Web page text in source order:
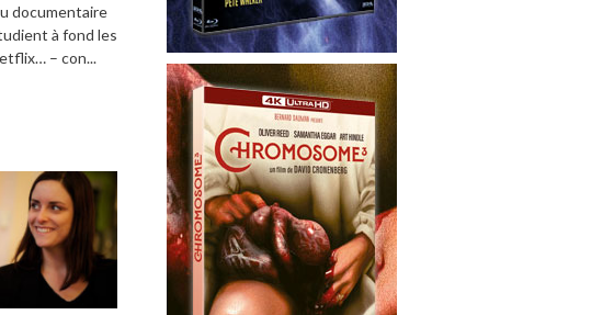
documentaire
à fond les
– con...